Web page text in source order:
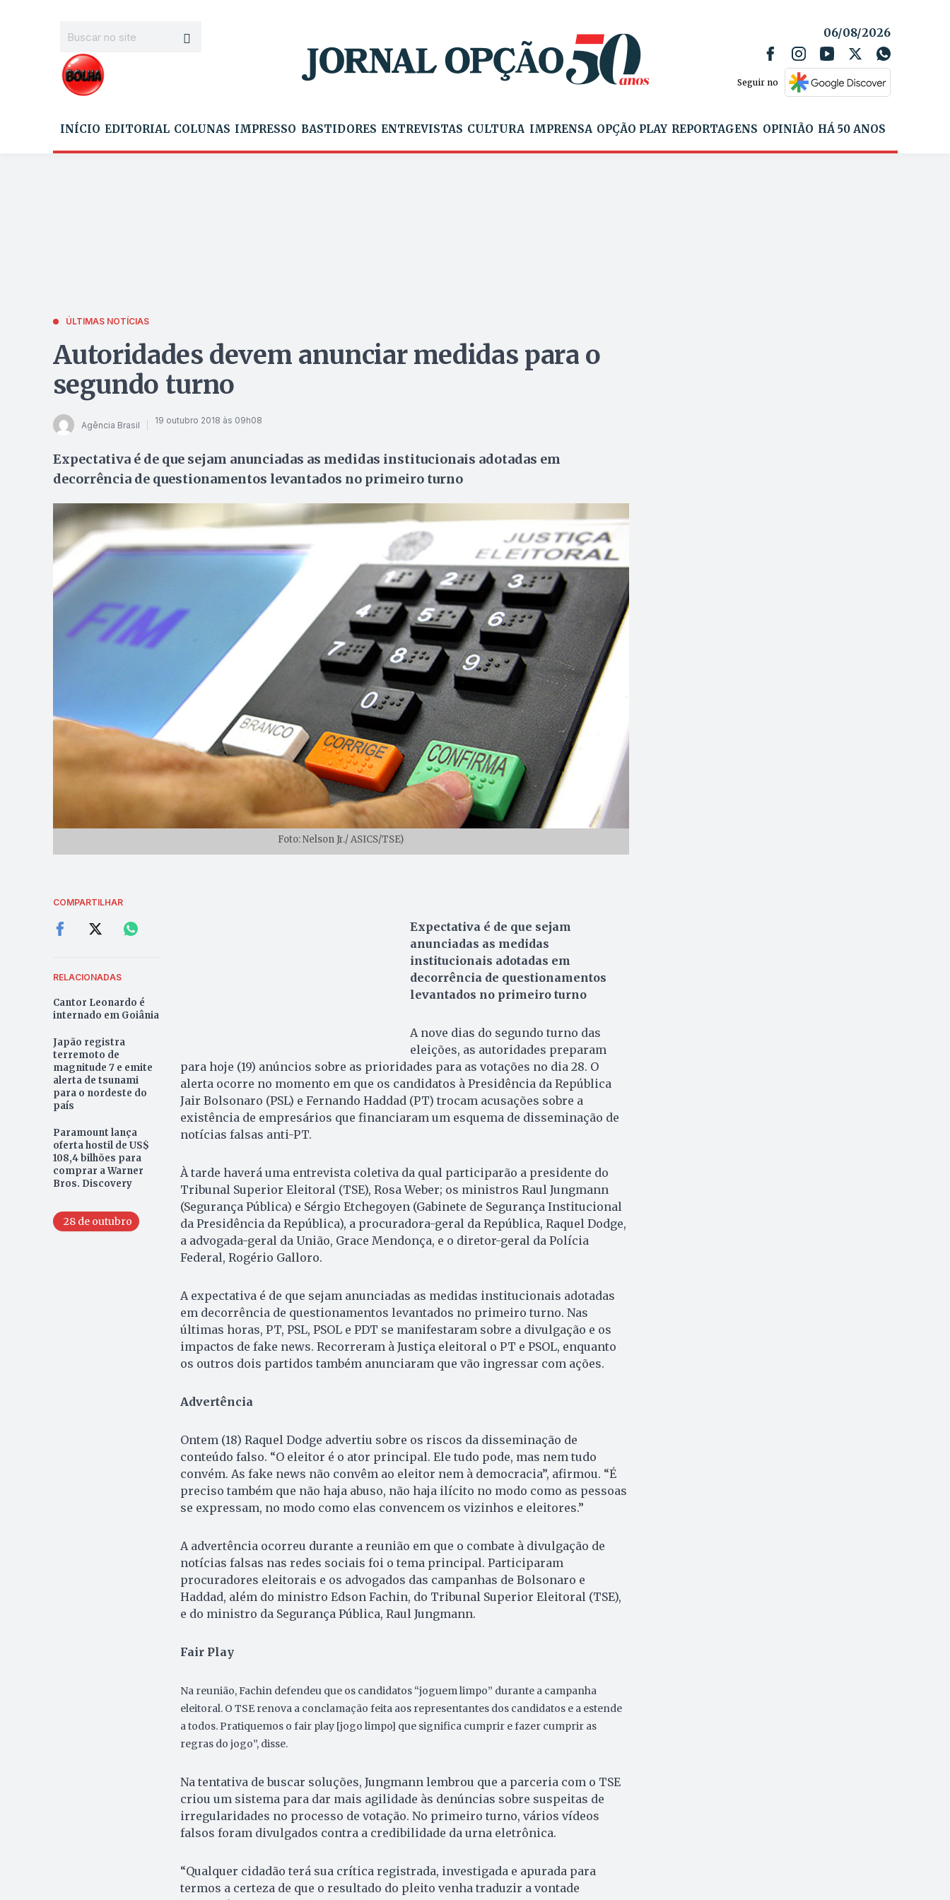
06/08/2026
Seguir no
INÍCIO EDITORIAL COLUNAS IMPRESSO BASTIDORES ENTREVISTAS CULTURA IMPRENSA OPÇÃO PLAY REPORTAGENS OPINIÃO HÁ 50 ANOS
ÚLTIMAS NOTÍCIAS
Autoridades devem anunciar medidas para o
segundo turno
Agência Brasil 19 outubro 2018 às 09h08
Expectativa é de que sejam anunciadas as medidas institucionais adotadas em
decorrência de questionamentos levantados no primeiro turno
Foto: Nelson Jr./ ASICS/TSE)
COMPARTILHAR
RELACIONADAS
Cantor Leonardo é
internado em Goiânia
Japão registra
terremoto de
magnitude 7 e emite
alerta de tsunami
para o nordeste do
país
Paramount lança
oferta hostil de US$
108,4 bilhões para
comprar a Warner
Bros. Discovery
28 de outubro
Expectativa é de que sejam
anunciadas as medidas
institucionais adotadas em
decorrência de questionamentos
levantados no primeiro turno
A nove dias do segundo turno das
eleições, as autoridades preparam
para hoje (19) anúncios sobre as prioridades para as votações no dia 28. O
alerta ocorre no momento em que os candidatos à Presidência da República
Jair Bolsonaro (PSL) e Fernando Haddad (PT) trocam acusações sobre a
existência de empresários que financiaram um esquema de disseminação de
notícias falsas anti-PT.
À tarde haverá uma entrevista coletiva da qual participarão a presidente do
Tribunal Superior Eleitoral (TSE), Rosa Weber; os ministros Raul Jungmann
(Segurança Pública) e Sérgio Etchegoyen (Gabinete de Segurança Institucional
da Presidência da República), a procuradora-geral da República, Raquel Dodge,
a advogada-geral da União, Grace Mendonça, e o diretor-geral da Polícia
Federal, Rogério Galloro.
A expectativa é de que sejam anunciadas as medidas institucionais adotadas
em decorrência de questionamentos levantados no primeiro turno. Nas
últimas horas, PT, PSL, PSOL e PDT se manifestaram sobre a divulgação e os
impactos de fake news. Recorreram à Justiça eleitoral o PT e PSOL, enquanto
os outros dois partidos também anunciaram que vão ingressar com ações.
Advertência
Ontem (18) Raquel Dodge advertiu sobre os riscos da disseminação de
conteúdo falso. “O eleitor é o ator principal. Ele tudo pode, mas nem tudo
convém. As fake news não convêm ao eleitor nem à democracia”, afirmou. “É
preciso também que não haja abuso, não haja ilícito no modo como as pessoas
se expressam, no modo como elas convencem os vizinhos e eleitores.”
A advertência ocorreu durante a reunião em que o combate à divulgação de
notícias falsas nas redes sociais foi o tema principal. Participaram
procuradores eleitorais e os advogados das campanhas de Bolsonaro e
Haddad, além do ministro Edson Fachin, do Tribunal Superior Eleitoral (TSE),
e do ministro da Segurança Pública, Raul Jungmann.
Fair Play
Na reunião, Fachin defendeu que os candidatos “joguem limpo” durante a campanha
eleitoral. O TSE renova a conclamação feita aos representantes dos candidatos e a estende
a todos. Pratiquemos o fair play [jogo limpo] que significa cumprir e fazer cumprir as
regras do jogo”, disse.
Na tentativa de buscar soluções, Jungmann lembrou que a parceria com o TSE
criou um sistema para dar mais agilidade às denúncias sobre suspeitas de
irregularidades no processo de votação. No primeiro turno, vários vídeos
falsos foram divulgados contra a credibilidade da urna eletrônica.
“Qualquer cidadão terá sua crítica registrada, investigada e apurada para
termos a certeza de que o resultado do pleito venha traduzir a vontade